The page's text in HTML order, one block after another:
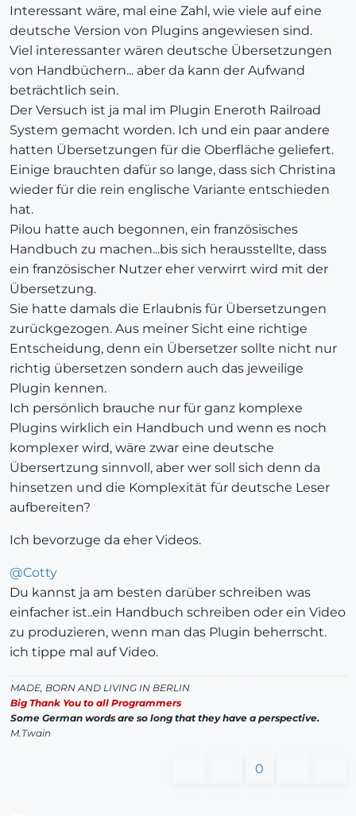
Interessant wäre, mal eine Zahl, wie viele auf eine
deutsche Version von Plugins angewiesen sind.
Viel interessanter wären deutsche Übersetzungen
von Handbüchern... aber da kann der Aufwand
beträchtlich sein.
Der Versuch ist ja mal im Plugin Eneroth Railroad
System gemacht worden. Ich und ein paar andere
hatten Übersetzungen für die Oberfläche geliefert.
Einige brauchten dafür so lange, dass sich Christina
wieder für die rein englische Variante entschieden
hat.
Pilou hatte auch begonnen, ein französisches
Handbuch zu machen...bis sich herausstellte, dass
ein französischer Nutzer eher verwirrt wird mit der
Übersetzung.
Sie hatte damals die Erlaubnis für Übersetzungen
zurückgezogen. Aus meiner Sicht eine richtige
Entscheidung, denn ein Übersetzer sollte nicht nur
richtig übersetzen sondern auch das jeweilige
Plugin kennen.
Ich persönlich brauche nur für ganz komplexe
Plugins wirklich ein Handbuch und wenn es noch
komplexer wird, wäre zwar eine deutsche
Übersertzung sinnvoll, aber wer soll sich denn da
hinsetzen und die Komplexität für deutsche Leser
aufbereiten?
Ich bevorzuge da eher Videos.
@Cotty
Du kannst ja am besten darüber schreiben was
einfacher ist..ein Handbuch schreiben oder ein Video
zu produzieren, wenn man das Plugin beherrscht.
ich tippe mal auf Video.
MADE, BORN AND LIVING IN BERLIN
Big Thank You to all Programmers
Some German words are so long that they have a perspective.
M.Twain
0